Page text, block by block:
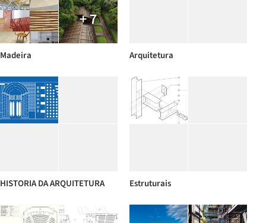
+ 7
Madeira Arquitetura
HISTORIA DA ARQUITETURA Estruturais